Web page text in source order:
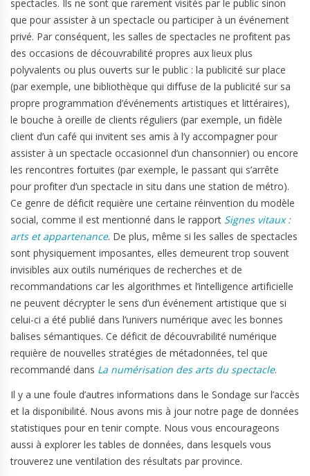
spectacles. Ils ne sont que rarement visités par le public sinon
que pour assister à un spectacle ou participer à un événement
privé. Par conséquent, les salles de spectacles ne profitent pas
des occasions de découvrabilité propres aux lieux plus
polyvalents ou plus ouverts sur le public : la publicité sur place
(par exemple, une bibliothèque qui diffuse de la publicité sur sa
propre programmation d’événements artistiques et littéraires),
le bouche à oreille de clients réguliers (par exemple, un fidèle
client d’un café qui invitent ses amis à l’y accompagner pour
assister à un spectacle occasionnel d’un chansonnier) ou encore
les rencontres fortuites (par exemple, le passant qui s’arrête
pour profiter d’un spectacle in situ dans une station de métro).
Ce genre de déficit requière une certaine réinvention du modèle
social, comme il est mentionné dans le rapport Signes vitaux :
arts et appartenance. De plus, même si les salles de spectacles
sont physiquement imposantes, elles demeurent trop souvent
invisibles aux outils numériques de recherches et de
recommandations car les algorithmes et l’intelligence artificielle
ne peuvent décrypter le sens d’un événement artistique que si
celui-ci a été publié dans l’univers numérique avec les bonnes
balises sémantiques. Ce déficit de découvrabilité numérique
requière de nouvelles stratégies de métadonnées, tel que
recommandé dans La numérisation des arts du spectacle.
Il y a une foule d’autres informations dans le Sondage sur l’accès
et la disponibilité. Nous avons mis à jour notre page de données
statistiques pour en tenir compte. Nous vous encourageons
aussi à explorer les tables de données, dans lesquels vous
trouverez une ventilation des résultats par province.